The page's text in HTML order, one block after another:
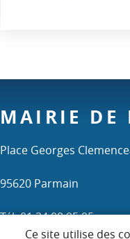
Ce site utilise des
MAIRIE DE
Place Georges
95620 Parmain
Tél. 01 34 08 95 95